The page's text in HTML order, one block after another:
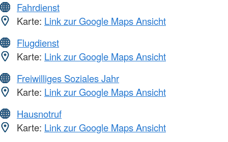
Fahrdienst
Karte: Link zur Google Maps Ansicht
Flugdienst
Karte: Link zur Google Maps Ansicht
Freiwilliges Soziales Jahr
Karte: Link zur Google Maps Ansicht
Hausnotruf
Karte: Link zur Google Maps Ansicht